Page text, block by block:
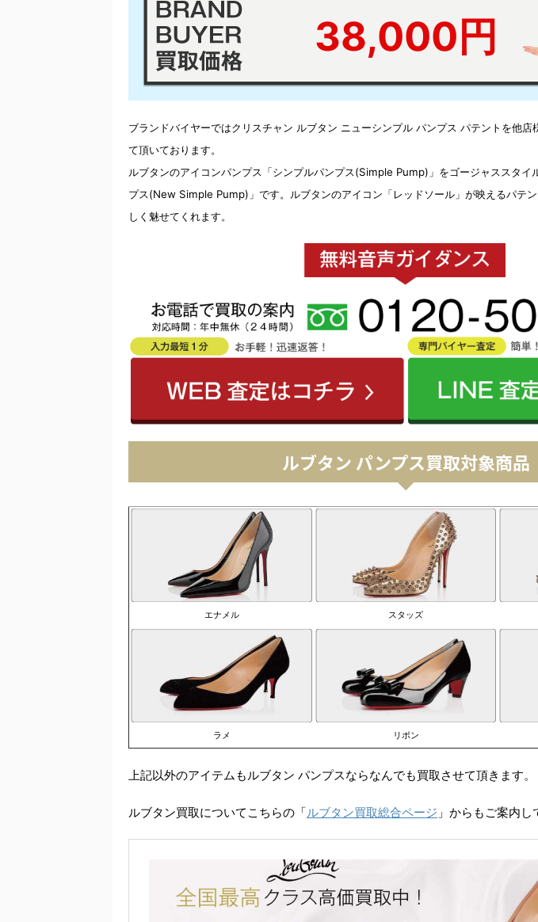
38,000円
ブランドバイヤーではクリスチャン ルブタン ニューシンプル パンプス パテントを他店
て頂いております。
ルブタンのアイコンパンプス「シンプルパンプス(Simple Pump)」をゴージャススタイ
プス(New Simple Pump)」です。ルブタンのアイコン「レッドソール」が映えるパテ
しく魅せてくれます。
ルブタン パンプス買取対象商品
エナメル スタッズ
ラメ リボン
上記以外のアイテムもルブタン パンプスならなんでも買取させて頂きます。
ルブタン買取についてこちらの「ルブタン買取総合ページ 」からもご案内し